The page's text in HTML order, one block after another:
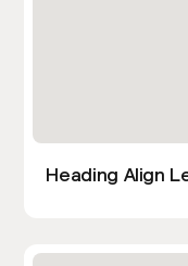
Heading Align